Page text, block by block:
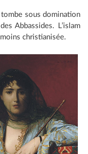
sous domination
Abbassides. L’islam
christianisée.